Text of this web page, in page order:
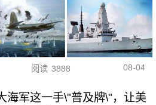
阅读 3888 08-04
海军这一手\"普及牌\"，让美